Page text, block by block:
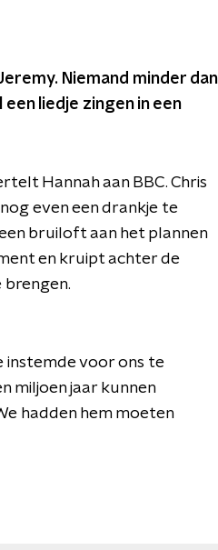
Niemand minder dan
liedje zingen in een
Hannah aan BBC. Chris
even een drankje te
bruiloft aan het plannen
en kruipt achter de
brengen.
instemde voor ons te
miljoen jaar kunnen
hadden hem moeten